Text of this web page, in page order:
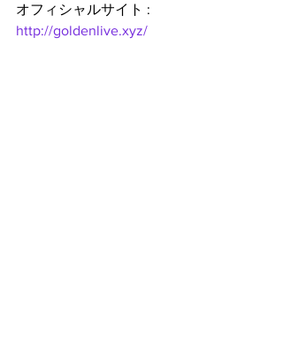
オフィシャルサイト :
http://goldenlive.xyz/